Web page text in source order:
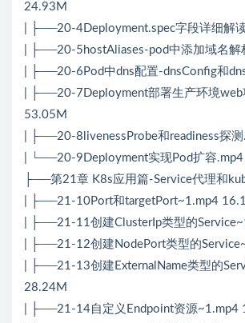
24.93M
| ├──20-4Deployment.spec字段详细解
| ├──20-5hostAliases-pod中添加域名解
| ├──20-6Pod中dns配置-dnsConfig和
| ├──20-7Deployment部署生产环境web
53.05M
| ├──20-8livenessProbe和readiness探
| └──20-9Deployment实现Pod扩容
├──第21章 K8s应用篇-Service代理和
| ├──21-10Port和targetPort~1.mp4
| ├──21-11创建ClusterIp类型的
| ├──21-12创建NodePort类型的
| ├──21-13创建ExternalName类型的
28.24M
| ├──21-14自定义Endpoint资源~1.mp4